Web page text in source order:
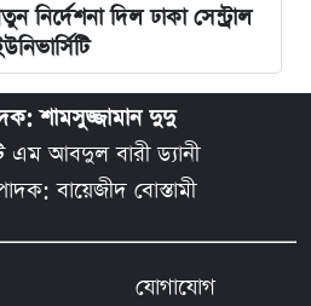
নির্দেশনা দিল ঢাকা সেন্ট্রাল
শামসুজ্জামান দুদু
এম আবদুল বারী ড্যানী
বায়েজীদ বোস্তামী
যোগাযোগ